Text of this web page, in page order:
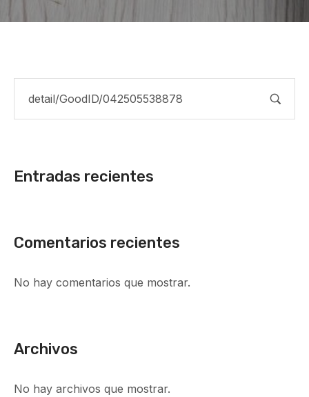
Entradas recientes
Comentarios recientes
No hay comentarios que mostrar.
Archivos
No hay archivos que mostrar.